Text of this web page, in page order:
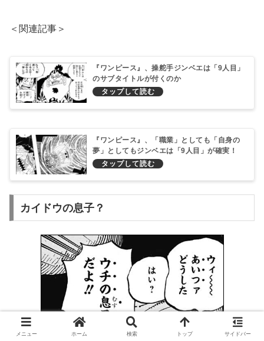
＜関連記事＞
『ワンピース』、操舵手ジンベエは「9人目」
のサブタイトルが付くのか
『ワンピース』、「職業」としても「自身の
夢」としてもジンベエは「9人目」が確実！
カイドウの息子？
メニュー ホーム 検索 トップ サイドバー